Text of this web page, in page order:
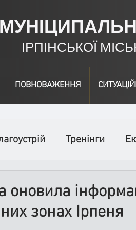
ІРПІНСЬКОЇ
ПОВНОВАЖЕННЯ
Тренінги
заходи Події
оновила
зонах Ірпеня